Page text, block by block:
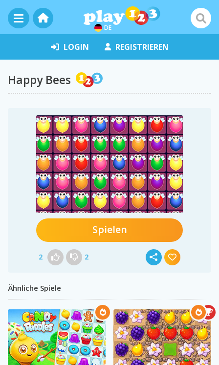
DE
LOGIN REGISTRIEREN
Happy Bees
Spielen
2 2
Ähnliche Spiele